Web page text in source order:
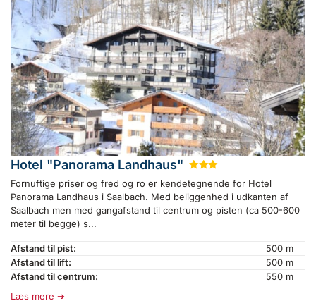
Hotel "Panorama Landhaus" ★★
Fornuftige priser og fred og ro er kendetegnende for Hotel
Panorama Landhaus i Saalbach. Med beliggenhed i udkanten af
Saalbach men med gangafstand til centrum og pisten (ca 500-600
meter til begge) s...
Afstand til pist:
500 m
Afstand til lift:
500 m
Afstand til centrum:
550 m
Læs mere